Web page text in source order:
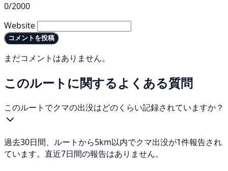
0/2000
Website
コメントを投稿
まだコメントはありません。
このルートに関するよくある質問
このルートでクマの出没はどのくらい記録されていますか？
過去30日間、ルートから5km以内でクマ出没が1件報告され
ています。直近7日間の報告はありません。